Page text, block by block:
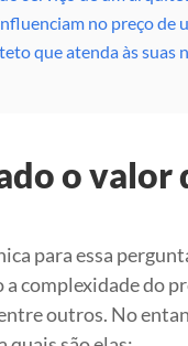
no preço de
que atenda às suas
o
para essa
complexidade do
outros. No